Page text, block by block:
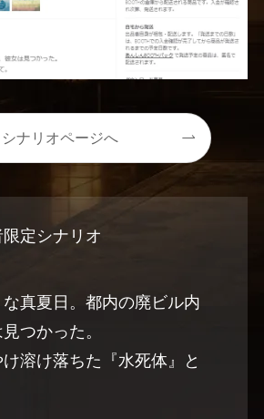
シナリオページへ
定シナリオ
真夏日。都内の廃ビル内
つかった。
溶け落ちた『水死体』と